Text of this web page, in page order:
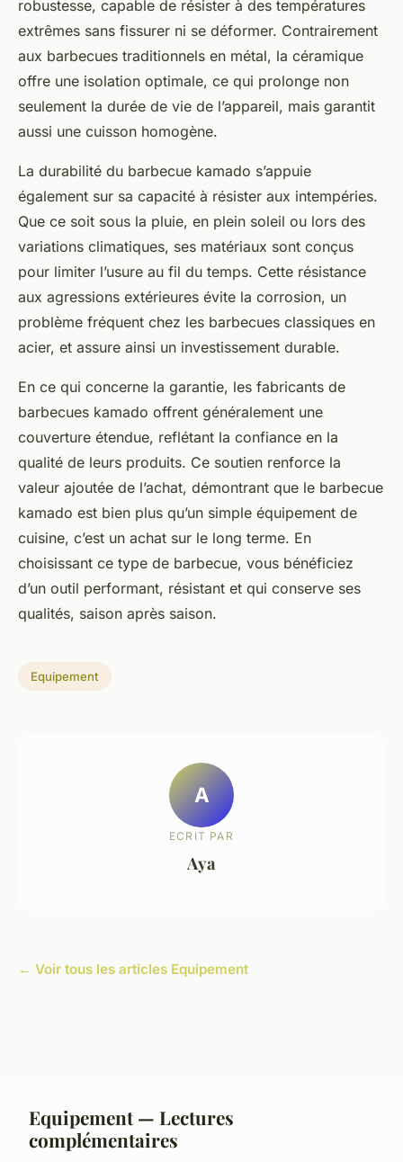
robustesse, capable de résister à des températures
extrêmes sans fissurer ni se déformer. Contrairement
aux barbecues traditionnels en métal, la céramique
offre une isolation optimale, ce qui prolonge non
seulement la durée de vie de l’appareil, mais garantit
aussi une cuisson homogène.
La durabilité du barbecue kamado s’appuie
également sur sa capacité à résister aux intempéries.
Que ce soit sous la pluie, en plein soleil ou lors des
variations climatiques, ses matériaux sont conçus
pour limiter l’usure au fil du temps. Cette résistance
aux agressions extérieures évite la corrosion, un
problème fréquent chez les barbecues classiques en
acier, et assure ainsi un investissement durable.
En ce qui concerne la garantie, les fabricants de
barbecues kamado offrent généralement une
couverture étendue, reflétant la confiance en la
qualité de leurs produits. Ce soutien renforce la
valeur ajoutée de l’achat, démontrant que le barbecue
kamado est bien plus qu’un simple équipement de
cuisine, c’est un achat sur le long terme. En
choisissant ce type de barbecue, vous bénéficiez
d’un outil performant, résistant et qui conserve ses
qualités, saison après saison.
Equipement
A
ECRIT PAR
Aya
← Voir tous les articles Equipement
Equipement — Lectures
complémentaires